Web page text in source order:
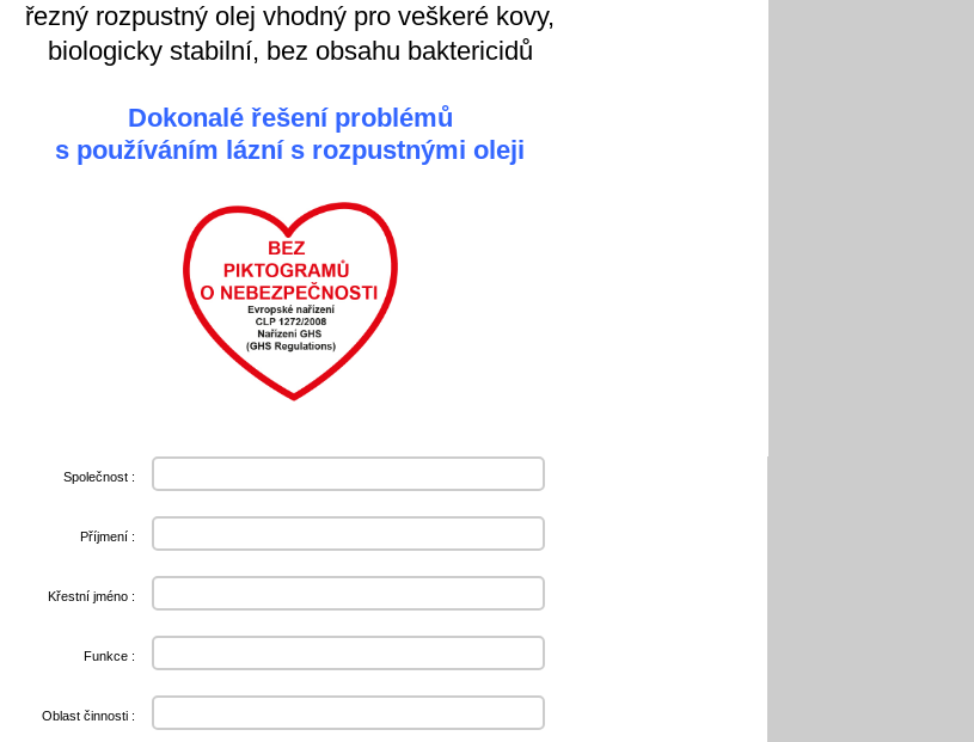
řezný rozpustný olej vhodný pro veškeré kovy,
biologicky stabilní, bez obsahu baktericidů
Dokonalé řešení problémů
s používáním lázní s rozpustnými oleji
Společnost :
Příjmení :
Křestní jméno :
Funkce :
Oblast činnosti :